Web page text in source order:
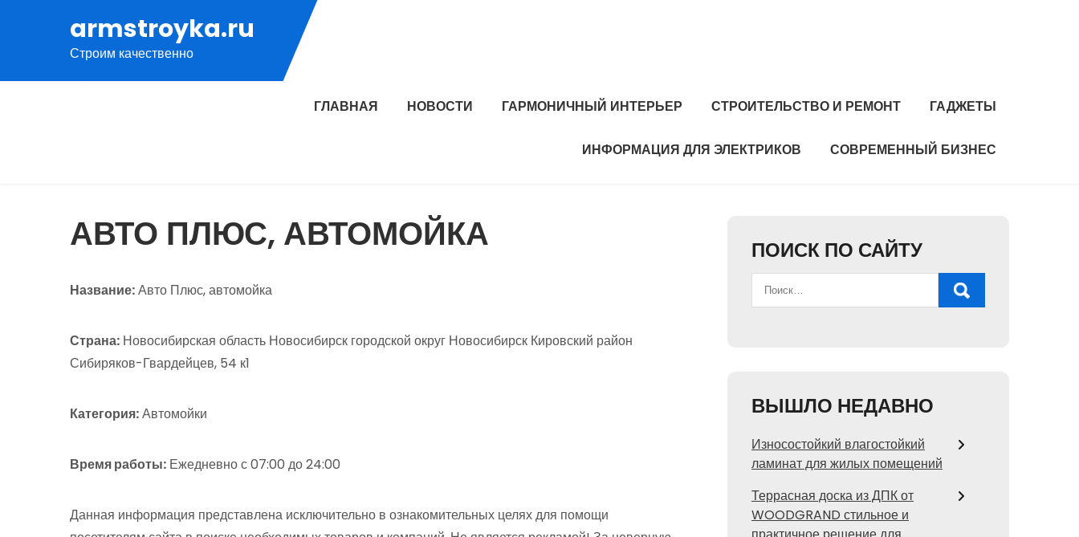
содержимому
armstroyka.ru
Строим качественно
ГЛАВНАЯ НОВОСТИ ГАРМОНИЧНЫЙ ИНТЕРЬЕР СТРОИТЕЛЬСТВО И РЕМОНТ ГАДЖЕТЫ
ИНФОРМАЦИЯ ДЛЯ ЭЛЕКТРИКОВ СОВРЕМЕННЫЙ БИЗНЕС
АВТО ПЛЮС, АВТОМОЙКА
Название:Авто Плюс, автомойка
Страна: Новосибирская область Новосибирск городской округ Новосибирск Кировский район
Сибиряков-Гвардейцев, 54 к1
Категория:Автомойки
Время работы: Ежедневно с 07:00 до 24:00
Данная информация представлена исключительно в ознакомительных целях для помощи
ПОИСК ПО САЙТУ
ВЫШЛО НЕДАВНО
Износостойкий влагостойкий
ламинат для жилых помещений
Террасная доска из ДПК от
WOODGRAND стильное и